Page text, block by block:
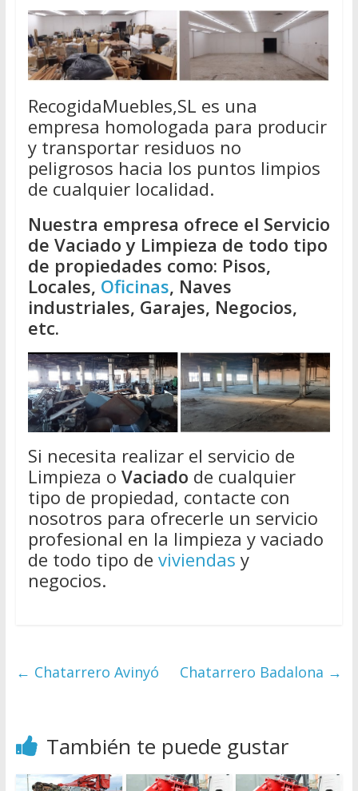
RecogidaMuebles,SL es una
empresa homologada para producir
y transportar residuos no
peligrosos hacia los puntos limpios
de cualquier localidad.
Nuestra empresa ofrece el Servicio
de Vaciado y Limpieza de todo tipo
de propiedades como: Pisos,
Locales, Oficinas, Naves
industriales, Garajes, Negocios,
etc.
Si necesita realizar el servicio de
Limpieza o Vaciado de cualquier
tipo de propiedad, contacte con
nosotros para ofrecerle un servicio
profesional en la limpieza y vaciado
de todo tipo de viviendas y
negocios.
← Chatarrero Avinyó Chatarrero Badalona →
También te puede gustar